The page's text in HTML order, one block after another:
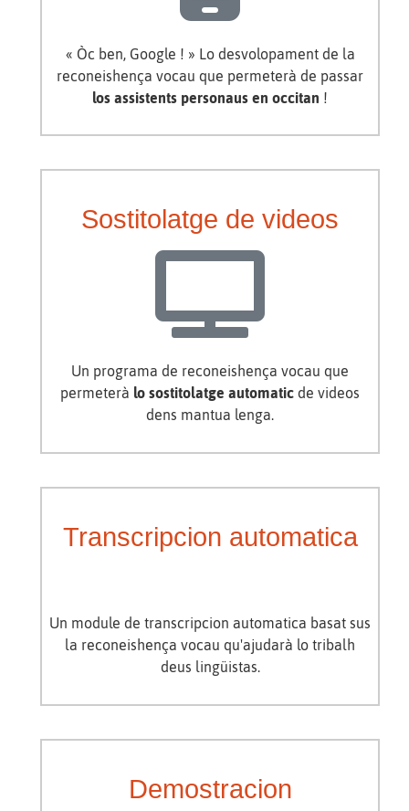
« Òc ben, Google ! » Lo desvolopament de la
reconeishença vocau que permeterà de passar
los assistents personaus en occitan !
Sostitolatge de videos
Un programa de reconeishença vocau que
permeterà lo sostitolatge automatic de videos
dens mantua lenga.
Transcripcion automatica
Un module de transcripcion automatica basat sus
la reconeishença vocau qu'ajudarà lo tribalh
deus lingüistas.
Demostracion